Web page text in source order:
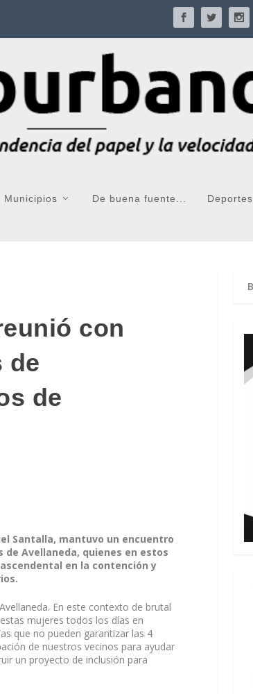
Municipios De buena fuente... Deportes
con
de
de
Santalla, mantuvo un encuentro
Avellaneda, quienes en estos
en la contención y
En este contexto de brutal
mujeres todos los días en
que no pueden garantizar las 4
de nuestros vecinos para ayudar
un proyecto de inclusión para